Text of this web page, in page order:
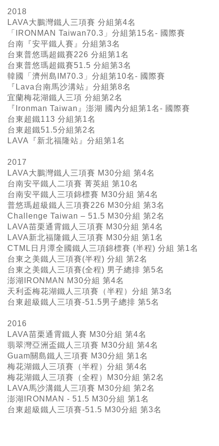
2018
LAVA大鵬灣鐵人三項賽 分組第4名
「IRONMAN Taiwan70.3」分組第15名- 國際賽
台南『安平鐵人賽』分組第3名
台東普悠瑪超鐵賽226 分組第1名
台東普悠瑪超鐵賽51.5 分組第3名
韓國「濟州島IM70.3」分組第10名- 國際賽
『Lava台南馬沙溝站』分組第8名
宜蘭梅花湖鐵人三項 分組第2名
『Ironman Taiwan』澎湖 國內分組第1名- 國際賽
台東超鐵113 分組第1名
台東超鐵51.5分組第2名
LAVA『新北福隆站』分組第1名
2017
LAVA大鵬灣鐵人三項賽 M30分組 第4名
台南安平鐵人二項賽 菁英組 第10名
台南安平鐵人三項錦標賽 M30分組 第4名
普悠瑪超級鐵人三項賽226 M30分組 第3名
Challenge Taiwan – 51.5 M30分組 第2名
LAVA苗栗通霄鐵人三項賽 M30分組 第4名
LAVA新北福隆鐵人三項賽 M30分組 第1名
CTML日月潭全國鐵人三項錦標賽 (半程) 分組 第1名
台東之美鐵人三項賽(半程) 分組 第2名
台東之美鐵人三項賽(全程) 男子總排 第5名
澎湖IRONMAN M30分組 第4名
天利盃梅花湖鐵人三項賽（半程）分組 第3名
台東超級鐵人三項賽-51.5男子總排 第5名
2016
LAVA苗栗通霄鐵人賽 M30分組 第4名
翡翠灣亞洲盃鐵人三項賽 M30分組 第4名
Guam關島鐵人三項賽 M30分組 第1名
梅花湖鐵人三項賽（半程）分組 第4名
梅花湖鐵人三項賽（全程）M30分組 第2名
LAVA馬沙溝鐵人三項賽 M30分組 第2名
澎湖IRONMAN - 51.5 M30分組 第1名
台東超級鐵人三項賽-51.5 M30分組 第3名